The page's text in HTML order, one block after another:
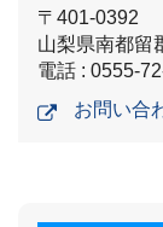
〒401-0392
山梨県南都留
電話 : 0555-
お問い合